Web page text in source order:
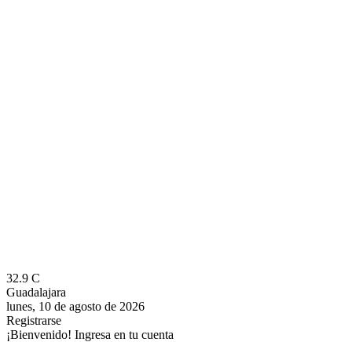
32.9 C
Guadalajara
lunes, 10 de agosto de 2026
Registrarse
¡Bienvenido! Ingresa en tu cuenta